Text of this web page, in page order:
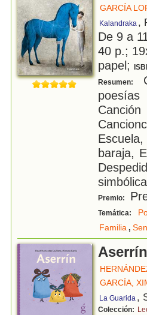
GARCÍA
Kalandraka ,
De 9 a
40 p.;
papel;
Resumen:
baraja,
Premio:
Temática:
Familia,
Aserrín
GARCÍA,
La Guarida ,
Colección: